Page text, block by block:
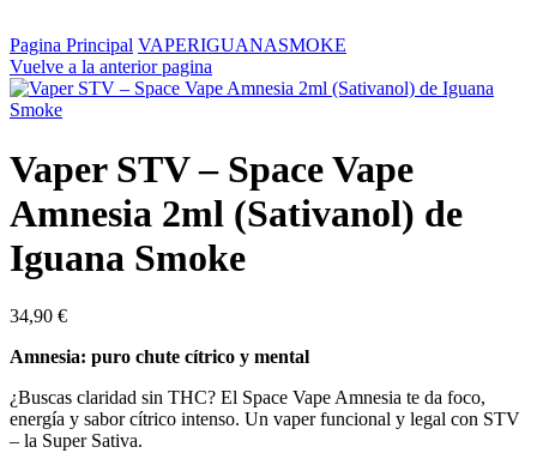
Pagina Principal VAPERIGUANASMOKE
Vuelve a la anterior pagina
Vaper STV – Space Vape
Amnesia 2ml (Sativanol) de
Iguana Smoke
34,90 €
Amnesia: puro chute cítrico y mental
¿Buscas claridad sin THC? El Space Vape Amnesia te da foco,
energía y sabor cítrico intenso. Un vaper funcional y legal con STV
– la Super Sativa.